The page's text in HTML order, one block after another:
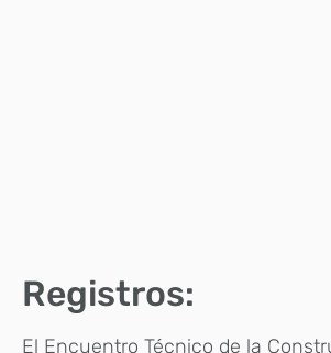
Registros:
El Encuentro Técnico de la